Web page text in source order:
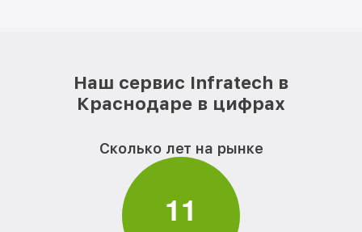
Наш сервис Infratech в
Краснодаре в цифрах
Сколько лет на рынке
11